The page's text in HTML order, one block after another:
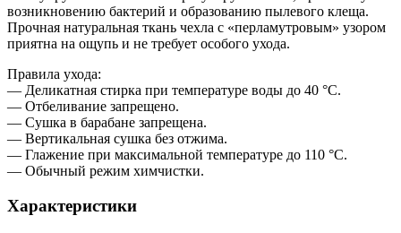
возникновению бактерий и образованию пылевого клеща.
Прочная натуральная ткань чехла с «перламутровым» узором
приятна на ощупь и не требует особого ухода.
Правила ухода:
— Деликатная стирка при температуре воды до 40 °C.
— Отбеливание запрещено.
— Сушка в барабане запрещена.
— Вертикальная сушка без отжима.
— Глажение при максимальной температуре до 110 °C.
— Обычный режим химчистки.
Характеристики